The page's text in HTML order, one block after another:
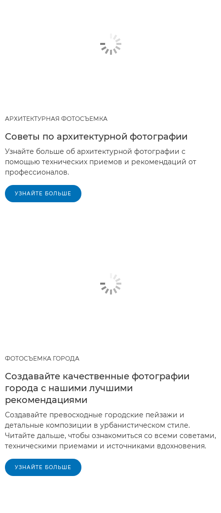
АРХИТЕКТУРНАЯ ФОТОСЪЕМКА
Советы по архитектурной фотографии
Узнайте больше об архитектурной фотографии с
помощью технических приемов и рекомендаций от
профессионалов.
УЗНАЙТЕ БОЛЬШЕ
ФОТОСЪЕМКА ГОРОДА
Создавайте качественные фотографии
города с нашими лучшими
рекомендациями
Создавайте превосходные городские пейзажи и
детальные композиции в урбанистическом стиле.
Читайте дальше, чтобы ознакомиться со всеми советами,
техническими приемами и источниками вдохновения.
УЗНАЙТЕ БОЛЬШЕ